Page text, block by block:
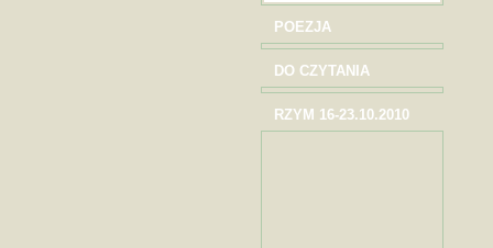
POEZJA
DO CZYTANIA
RZYM 16-23.10.2010